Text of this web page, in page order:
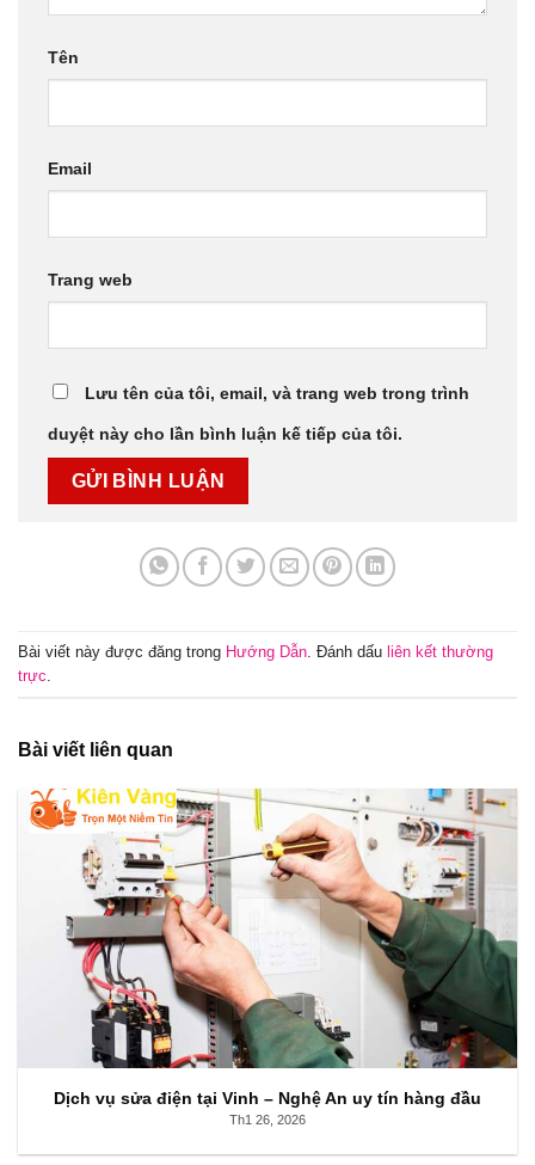
Tên
Email
Trang web
Lưu tên của tôi, email, và trang web trong trình
duyệt này cho lần bình luận kế tiếp của tôi.
Bài viết này được đăng trong Hướng Dẫn . Đánh dấu liên kết thường
trực
Bài viết liên quan
Dịch vụ sửa điện tại Vinh – Nghệ An uy tín hàng đầu
Th1 26, 2026